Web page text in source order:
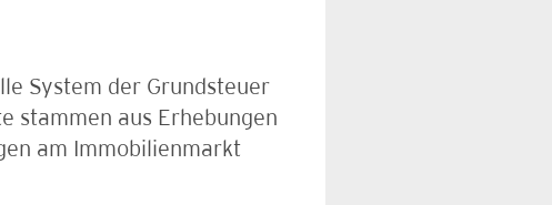
System der Grundsteuer
stammen aus Erhebungen
am Immobilienmarkt